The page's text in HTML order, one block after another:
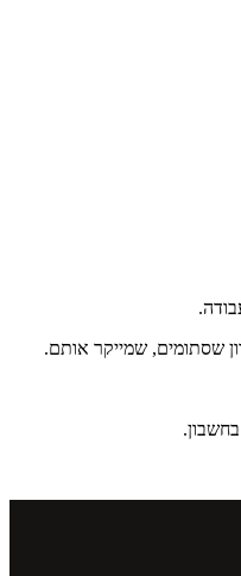
שסתומים, שמייקר אותם.